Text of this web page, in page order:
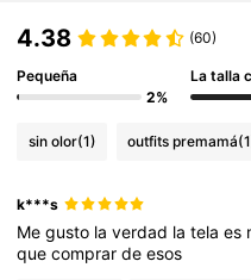
4.38 (60)
Pequeña
2%
La talla
sin olor(1) outfits premamá
k***s
Megusto laverdad latelaes
quecomprardeesos